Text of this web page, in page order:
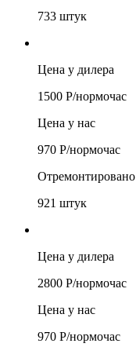
733 штук
Цена у дилера
1500 Р/нормочас
Цена у нас
970 Р/нормочас
Отремонтировано
921 штук
Цена у дилера
2800 Р/нормочас
Цена у нас
970 Р/нормочас